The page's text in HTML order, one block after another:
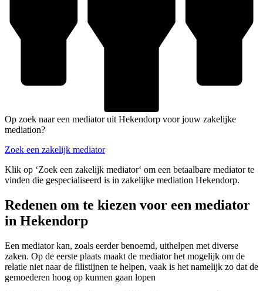
Op zoek naar een mediator uit Hekendorp voor jouw zakelijke
mediation?
Zoek een zakelijk mediator
Klik op ‘Zoek een zakelijk mediator‘ om een betaalbare mediator te
vinden die gespecialiseerd is in zakelijke mediation Hekendorp.
Redenen om te kiezen voor een mediator
in Hekendorp
Een mediator kan, zoals eerder benoemd, uithelpen met diverse
zaken. Op de eerste plaats maakt de mediator het mogelijk om de
relatie niet naar de filistijnen te helpen, vaak is het namelijk zo dat de
gemoederen hoog op kunnen gaan lopen